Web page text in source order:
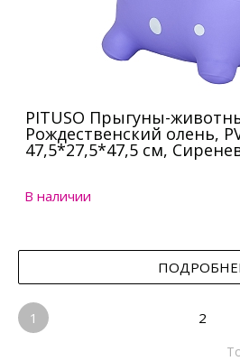
PITUSO Прыгуны-
Рождественский олень,
47,5*27,5*47,5 см,
В наличии
1 2